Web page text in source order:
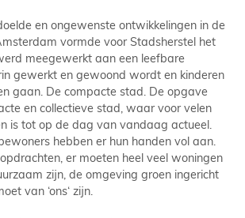
en ongewenste ontwikkelingen in de
vormde voor Stadsherstel het
meegewerkt aan een leefbare
gewerkt en gewoond wordt en kinderen
gaan. De compacte stad. De opgave
en collectieve stad, waar voor velen
is tot op de dag van vandaag actueel.
hebben er hun handen vol aan.
er moeten heel veel woningen
zijn, de omgeving groen ingericht
van ‘ons‘ zijn.